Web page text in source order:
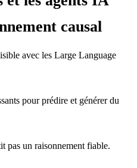
causal
avec les Large Language
pour prédire et générer du
pas un raisonnement fiable.